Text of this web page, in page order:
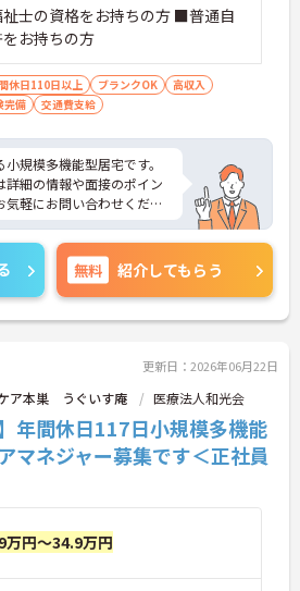
士の資格をお持ちの方 ■普通自
お持ちの方
休日110日以上 ブランクOK
高収入
完備 交通費支給
規模多機能型居宅です。
詳細の情報や面接のポイン
気軽にお問い合わせくださ
無料 紹介してもらう
更新日：2026年06月22日
ア本巣 うぐいす庵 医療法人和光会
年間休日117日小規模多機能
マネジャー募集です＜正社員
万円～34.9万円